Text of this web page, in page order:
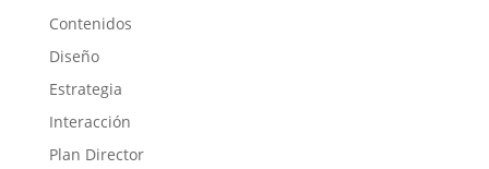
Contenidos
Diseño
Estrategia
Interacción
Plan Director